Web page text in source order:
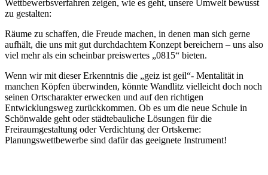
Wettbewerbsverfahren zeigen, wie es geht, unsere Umwelt bewusst
zu gestalten:
Räume zu schaffen, die Freude machen, in denen man sich gerne
aufhält, die uns mit gut durchdachtem Konzept bereichern – uns also
viel mehr als ein scheinbar preiswertes „0815“ bieten.
Wenn wir mit dieser Erkenntnis die „geiz ist geil“- Mentalität in
manchen Köpfen überwinden, könnte Wandlitz vielleicht doch noch
seinen Ortscharakter erwecken und auf den richtigen
Entwicklungsweg zurückkommen. Ob es um die neue Schule in
Schönwalde geht oder städtebauliche Lösungen für die
Freiraumgestaltung oder Verdichtung der Ortskerne:
Planungswettbewerbe sind dafür das geeignete Instrument!